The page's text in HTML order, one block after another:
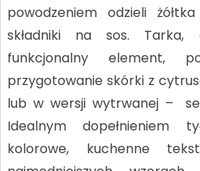
powodzeniem odzieli
składniki na sos. Tarka,
funkcjonalny element,
przygotowanie skórki z
lub w wersji wytrwanej –
Idealnym dopełnieniem
kolorowe, kuchenne